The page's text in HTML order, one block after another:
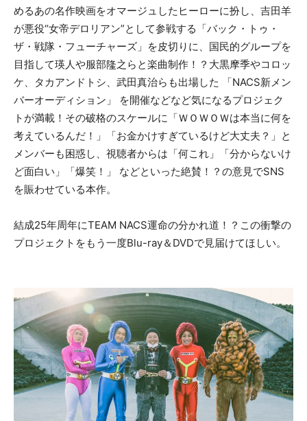
めるあの名作映画をオマージュしたヒーローに扮し、吉田羊
が悪役“女帝デロリアン”として参戦する「バック・トゥ・
ザ・戦隊・フューチャーズ」を皮切りに、国民的グループを
目指して瑛人や服部隆之らと楽曲制作！？大黒摩季やコロッ
ケ、タカアンドトシ、武田真治らも出場した 「NACS新メン
バーオーディション」 を開催などなど気になるプロジェク
トが満載！その破格のスケールに「ＷＯＷＯＷは本当に何を
考えているんだ！」「お金かけすぎているけど大丈夫？」と
メンバーも困惑し、視聴者からは「何これ」「分からないけ
ど面白い」「爆笑！」 などといった絶賛！？の意見でSNS
を賑わせている本作。
結成25年周年にTEAM NACS運命の分かれ道！？この衝撃の
プロジェクトをもう一度Blu-ray＆DVDで見届けてほしい。